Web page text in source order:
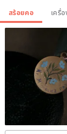
สร้อยคอ เครื่